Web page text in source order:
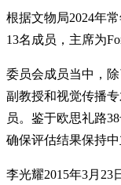
根据文物局2024年
13名成员，主席为
委员会成员当中，
副教授和视觉传播
员。鉴于欧思礼路
确保评估结果保持
李光耀2015年3月23